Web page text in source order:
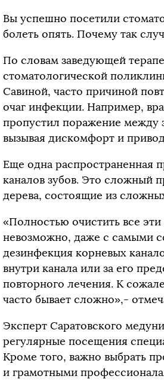
Вы успешно посетили
болеть опять. Почему так
По словам заведующей
стоматологической
Савиной, часто причиной
очаг инфекции. Например,
пропустил поражение между
вызывая дискомфорт и
Еще одна распространенная
каналов зубов. Это сложный
дерева, состоящие из
«Полностью очистить все
невозможно, даже с самыми
дезинфекция корневых
внутри канала или за его
повторного лечения. К
часто бывает сложно»,-
Эксперт Саратовского
регулярные посещения
Кроме того, важно выбрать
и грамотными